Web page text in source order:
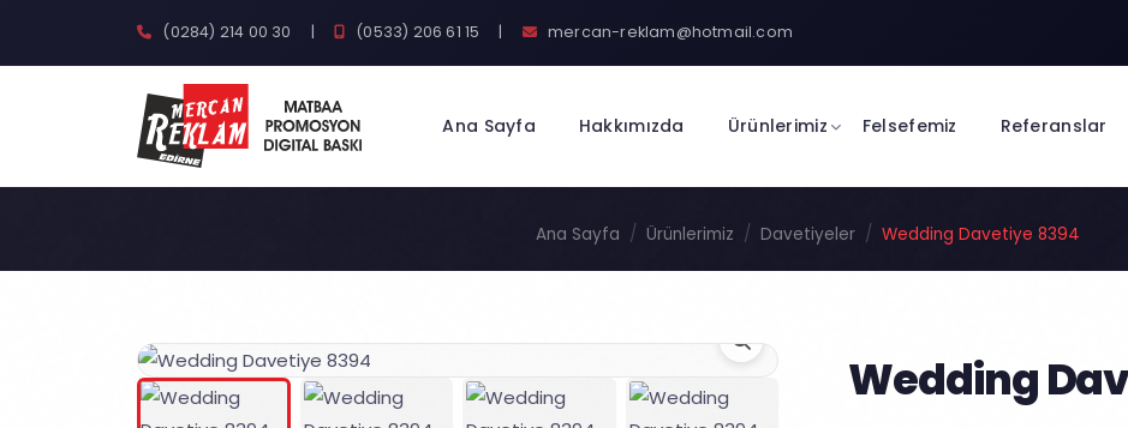
(0284) 214 00 30 | (0533) 206 61 15 | mercan-reklam@hotmail.com
Ana Sayfa Hakkımızda Ürünlerimiz Felsefemiz Referanslar
Ana Sayfa Ürünlerimiz Davetiyeler Wedding Davetiye 8394
Wedding